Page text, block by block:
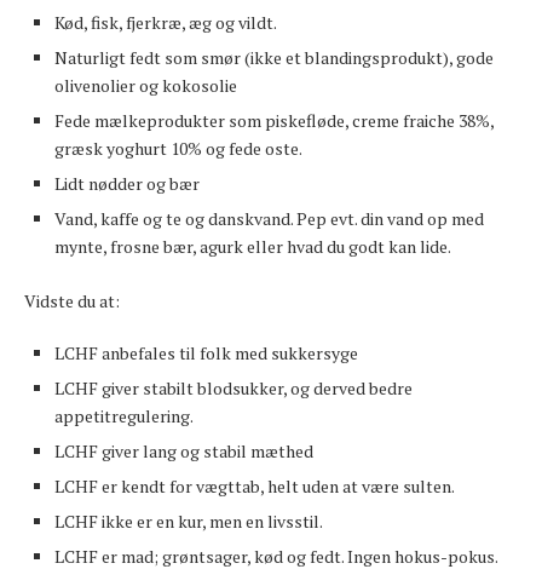
Kød, fisk, fjerkræ, æg og vildt.
Naturligt fedt som smør (ikke et blandingsprodukt), gode
olivenolier og kokosolie
Fede mælkeprodukter som piskefløde, creme fraiche 38%,
græsk yoghurt 10% og fede oste.
Lidt nødder og bær
Vand, kaffe og te og danskvand. Pep evt. din vand op med
mynte, frosne bær, agurk eller hvad du godt kan lide.
Vidste du at:
LCHF anbefales til folk med sukkersyge
LCHF giver stabilt blodsukker, og derved bedre
appetitregulering.
LCHF giver lang og stabil mæthed
LCHF er kendt for vægttab, helt uden at være sulten.
LCHF ikke er en kur, men en livsstil.
LCHF er mad; grøntsager, kød og fedt. Ingen hokus-pokus.